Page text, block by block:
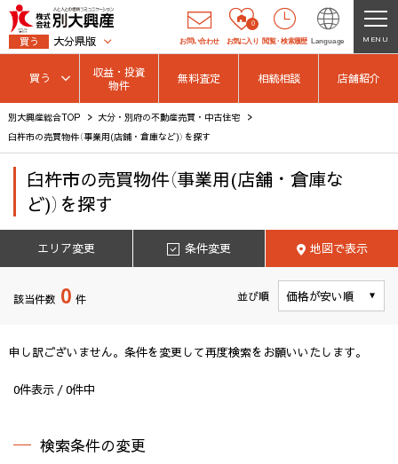
買う 大分県版 お問い合わせ
0
お気に入り 閲覧・ 検索履歴 Language MENU
買う
収益・投資
物件
無料査定 相続相談 店舗紹介
別大興産総合TOP
大分・別府の不動産売買・中古住宅
臼杵市の売買物件（事業用(店舗・倉庫など)）を探す
エリア変更 条件変更 地図で表示
臼杵市の売買物件（事業用(店舗・倉庫な
ど)）を探す
該当件数 0 件 並び順
申し訳ございません。条件を変更して再度検索をお願いいたします。
0件表示 /0件中
検索条件の変更